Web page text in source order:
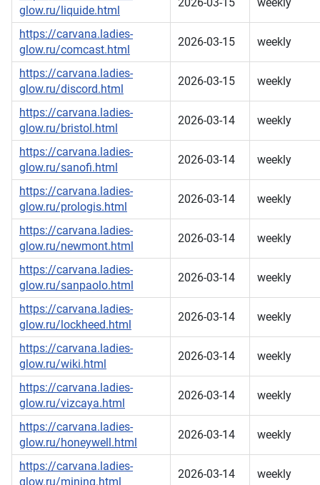
glow.ru/liquide.html
https://carvana.ladies-
glow.ru/comcast.html
2026-03-15 weekly
https://carvana.ladies-
glow.ru/discord.html
2026-03-15 weekly
https://carvana.ladies-
glow.ru/bristol.html
2026-03-14 weekly
https://carvana.ladies-
glow.ru/sanofi.html
2026-03-14 weekly
https://carvana.ladies-
glow.ru/prologis.html
2026-03-14 weekly
https://carvana.ladies-
glow.ru/newmont.html
2026-03-14 weekly
https://carvana.ladies-
glow.ru/sanpaolo.html
2026-03-14 weekly
https://carvana.ladies-
glow.ru/lockheed.html
2026-03-14 weekly
https://carvana.ladies-
glow.ru/wiki.html
2026-03-14 weekly
https://carvana.ladies-
glow.ru/vizcaya.html
2026-03-14 weekly
https://carvana.ladies-
glow.ru/honeywell.html
2026-03-14 weekly
https://carvana.ladies-
glow.ru/mining.html
2026-03-14 weekly